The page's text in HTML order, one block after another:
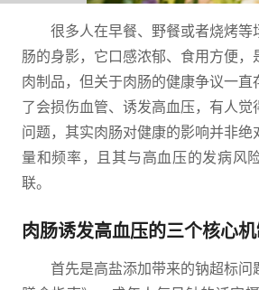
很多人在早餐、野餐或者烧烤等
肠的身影，它口感浓郁、食用方便，
肉制品，但关于肉肠的健康争议一直
了会损伤血管、诱发高血压，有人觉
问题，其实肉肠对健康的影响并非绝
量和频率，且其与高血压的发病风
联。
肉肠诱发高血压的三个核心机
首先是高盐添加带来的钠超标问